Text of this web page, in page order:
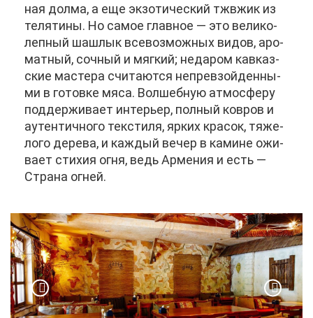
ная дол­ма, а еще эк­зо­ти­че­ский тж­в­жик из
те­ля­ти­ны. Но са­мое глав­ное — это ве­ли­ко­
леп­ный шаш­лык все­воз­мож­ных ви­дов, аро­
мат­ный, соч­ный и мяг­кий; неда­ром кав­каз­
ские ма­сте­ра счи­та­ют­ся непре­взой­ден­ны­
ми в го­тов­ке мя­са. Вол­шеб­ную ат­мо­сфе­ру
под­дер­жи­ва­ет ин­те­рьер, пол­ный ков­ров и
аутен­тич­но­го тек­сти­ля, яр­ких кра­сок, тя­же­
ло­го де­ре­ва, и каж­дый ве­чер в ка­мине ожи­
ва­ет сти­хия ог­ня, ведь Ар­ме­ния и есть —
Стра­на ог­ней.